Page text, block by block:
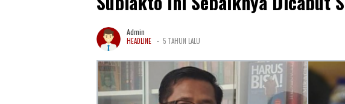
Admin
HEADLINE - 5 TAHUN LALU